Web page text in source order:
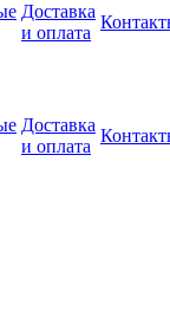
Доставка
и оплата
Доставка
и оплата